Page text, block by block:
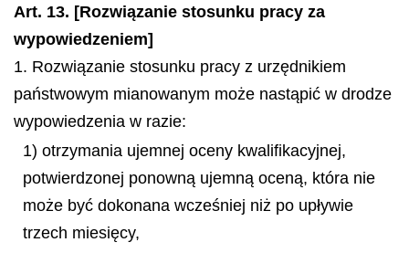
Art. 13. [Rozwiązanie stosunku pracy za
wypowiedzeniem]
1. Rozwiązanie stosunku pracy z urzędnikiem
państwowym mianowanym może nastąpić w drodze
wypowiedzenia w razie:
1) otrzymania ujemnej oceny kwalifikacyjnej,
potwierdzonej ponowną ujemną oceną, która nie
może być dokonana wcześniej niż po upływie
trzech miesięcy,